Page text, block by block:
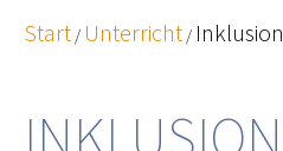
Start / Unterricht / Inklusion
INKLUSION